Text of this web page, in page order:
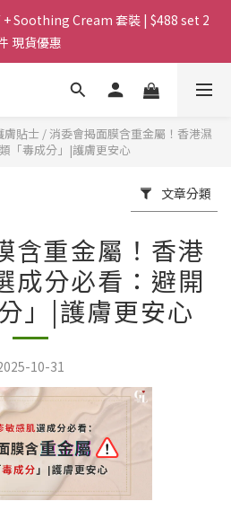
皮水」 卸妝.柔膚.零殘留 ｜ $199 支
| 快閃優惠
+ Soothing Cream 套裝 | $488 set 2
現貨優惠
水」 原價 $268 / 支 30ml  🎁 ｜  送完
水」 卸妝.柔膚.零殘留 ｜ $199 支
膚貼士 /消委會揭面膜含重金屬！香港濕
「毒成分」|護膚更安心
文章分類
含重金屬！香港
成分必看：避開
」|護膚更安心
10-31